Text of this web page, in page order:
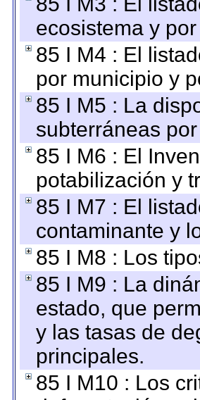
ecosistema y
85 I M4 : El
por municipio y
85 I M5 : La
subterráneas
85 I M6 : El
potabilización y
85 I M7 : El
contaminante y
85 I M8 : Los
85 I M9 : La
estado, que
y las tasas de
principales.
85 I M10 : Los